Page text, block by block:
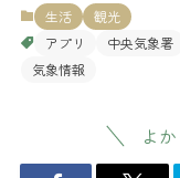
生活
観光
アプリ
中央気象署
気象情報
よ